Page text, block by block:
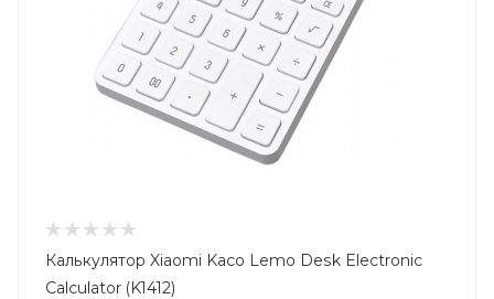
Калькулятор Xiaomi Kaco Lemo Desk Electronic
Calculator (K1412)